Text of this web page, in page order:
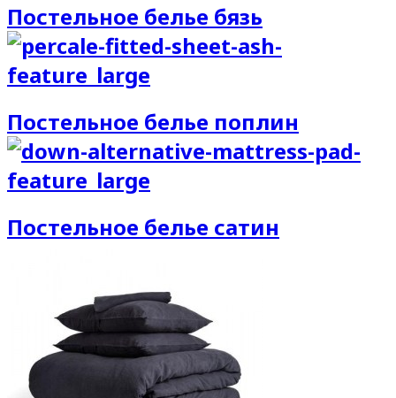
Постельное белье бязь
Постельное белье поплин
Постельное белье сатин